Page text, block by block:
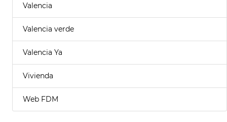
Valencia
Valencia verde
Valencia Ya
Vivienda
Web FDM